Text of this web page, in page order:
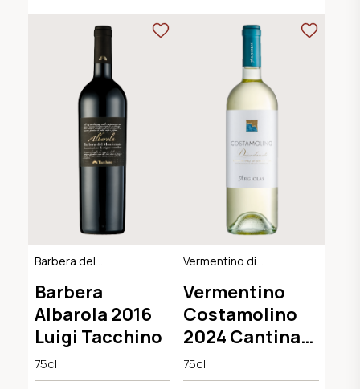
Barbera del
Barbera
Albarola 2016
Luigi Tacchino
75cl
Vermentino di
Vermentino
Costamolino
2024 Cantina
Argiolas
75cl